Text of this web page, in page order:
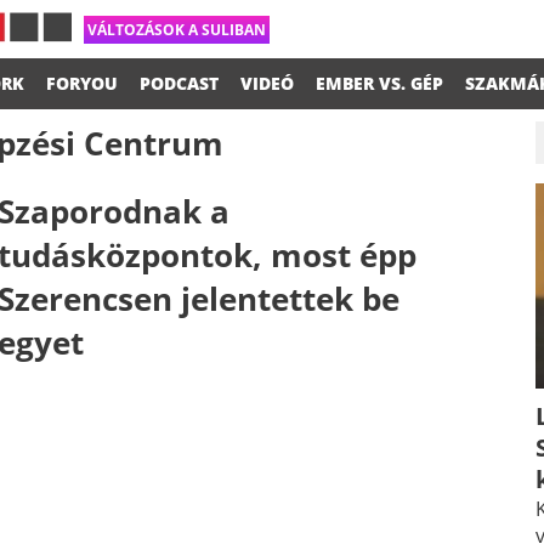
VÁLTOZÁSOK A SULIBAN
FORYOU PODCAST VIDEÓ EMBER VS. GÉP
Centrum
a
most épp
jelentettek be